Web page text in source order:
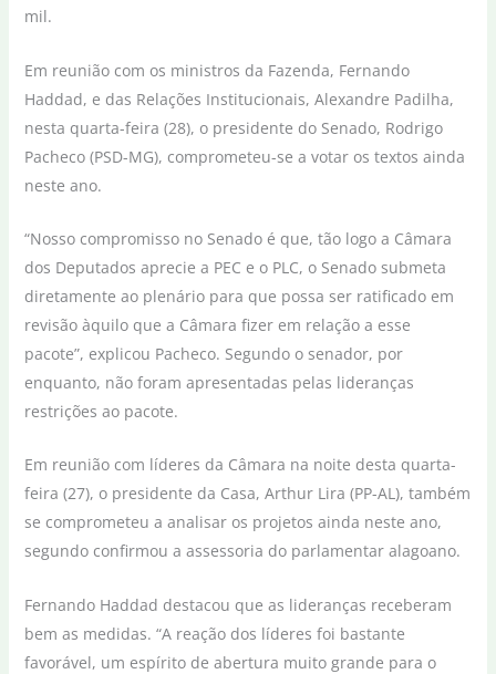
mil.
Em reunião com os ministros da Fazenda, Fernando
Haddad, e das Relações Institucionais, Alexandre Padilha,
nesta quarta-feira (28), o presidente do Senado, Rodrigo
Pacheco (PSD-MG), comprometeu-se a votar os textos ainda
neste ano.
“Nosso compromisso no Senado é que, tão logo a Câmara
dos Deputados aprecie a PEC e o PLC, o Senado submeta
diretamente ao plenário para que possa ser ratificado em
revisão àquilo que a Câmara fizer em relação a esse
pacote”, explicou Pacheco. Segundo o senador, por
enquanto, não foram apresentadas pelas lideranças
restrições ao pacote.
Em reunião com líderes da Câmara na noite desta quarta-
feira (27), o presidente da Casa, Arthur Lira (PP-AL), também
se comprometeu a analisar os projetos ainda neste ano,
segundo confirmou a assessoria do parlamentar alagoano.
Fernando Haddad destacou que as lideranças receberam
bem as medidas. “A reação dos líderes foi bastante
favorável, um espírito de abertura muito grande para o